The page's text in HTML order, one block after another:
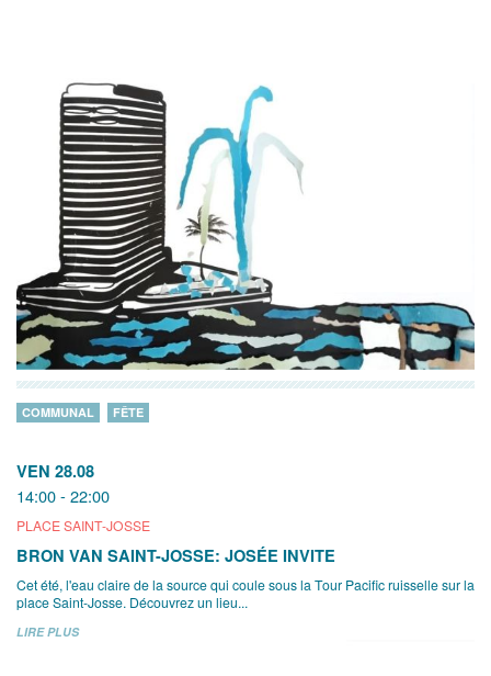
VEN 28.08
14:00 - 22:00
PLACE SAINT-JOSSE
COMMUNAL FÊTE
BRON VAN SAINT-JOSSE: JOSÉE INVITE
Cet été, l'eau claire de la source qui coule sous la Tour Pacific ruisselle sur la
place Saint-Josse. Découvrez un lieu...
LIRE PLUS